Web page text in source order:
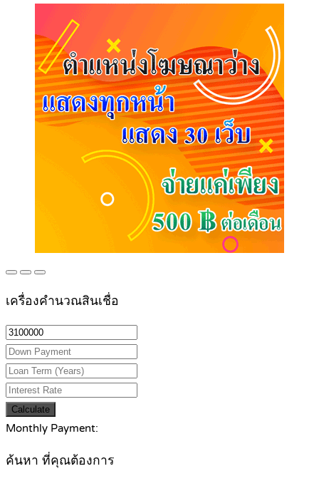
เครื่องคำนวณสินเชื่อ
Calculate
Monthly Payment:
ค้นหา ที่คุณต้องการ